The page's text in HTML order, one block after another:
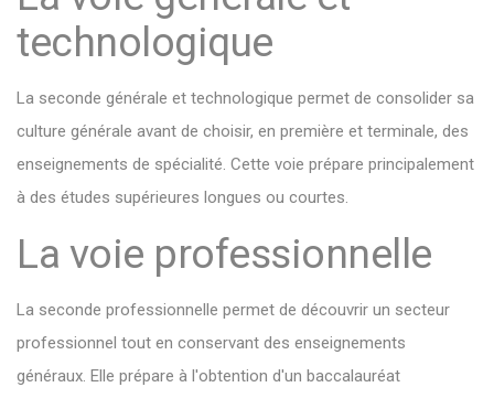
technologique
La seconde générale et technologique permet de consolider sa
culture générale avant de choisir, en première et terminale, des
enseignements de spécialité. Cette voie prépare principalement
à des études supérieures longues ou courtes.
La voie professionnelle
La seconde professionnelle permet de découvrir un secteur
professionnel tout en conservant des enseignements
généraux. Elle prépare à l'obtention d'un baccalauréat